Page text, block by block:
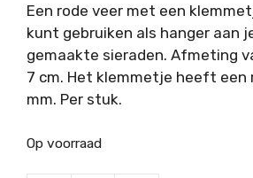
Een rode veer met een
kunt gebruiken als hanger aan
gemaakte sieraden. Afmeting
7 cm. Het klemmetje heeft een
mm. Per stuk.
Op voorraad